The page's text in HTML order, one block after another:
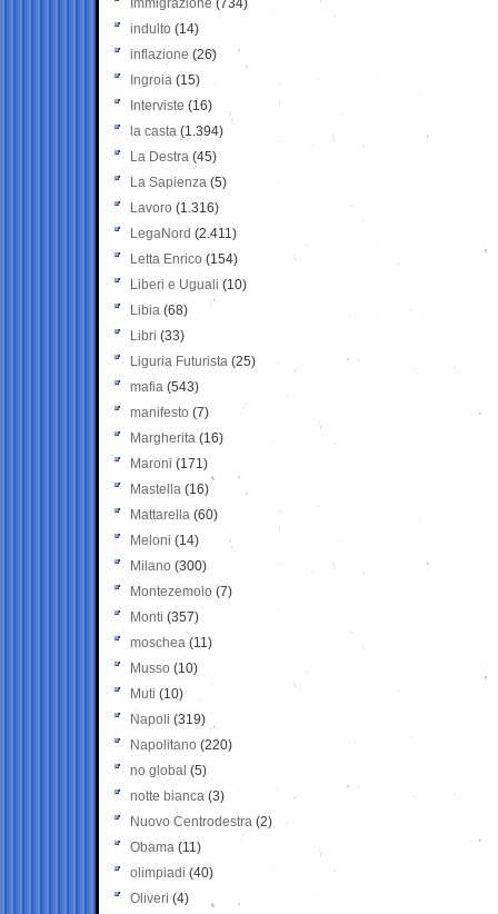
Immigrazione (734)
indulto (14)
inflazione (26)
Ingroia (15)
Interviste (16)
la casta (1.394)
La Destra (45)
La Sapienza (5)
Lavoro (1.316)
LegaNord (2.411)
Letta Enrico (154)
Liberi e Uguali (10)
Libia (68)
Libri (33)
Liguria Futurista (25)
mafia (543)
manifesto (7)
Margherita (16)
Maroni (171)
Mastella (16)
Mattarella (60)
Meloni (14)
Milano (300)
Montezemolo (7)
Monti (357)
moschea (11)
Musso (10)
Muti (10)
Napoli (319)
Napolitano (220)
no global (5)
notte bianca (3)
Nuovo Centrodestra (2)
Obama (11)
olimpiadi (40)
Oliveri (4)